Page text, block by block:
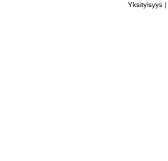
Yksityisyys |